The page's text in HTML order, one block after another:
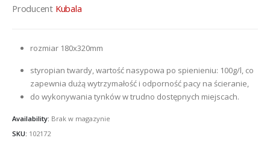
wynosiła:
Producent Kubala
rozmiar 180x320mm
styropian twardy, wartość nasypowa po spienieniu: 100g/l, co
zapewnia dużą wytrzymałość i odporność pacy na ścieranie,
do wykonywania tynków w trudno dostępnych miejscach.
Availability: Brak w magazynie
SKU: 102172